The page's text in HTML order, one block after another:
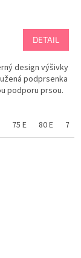
DETAIL
design výšivky
podprsenka
podporu prsou.
75 E 80 E 75 F